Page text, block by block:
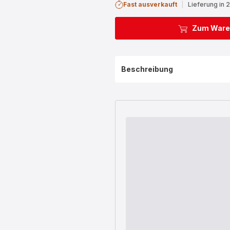
Fast ausverkauft Lieferung in
Zum
Beschreibung